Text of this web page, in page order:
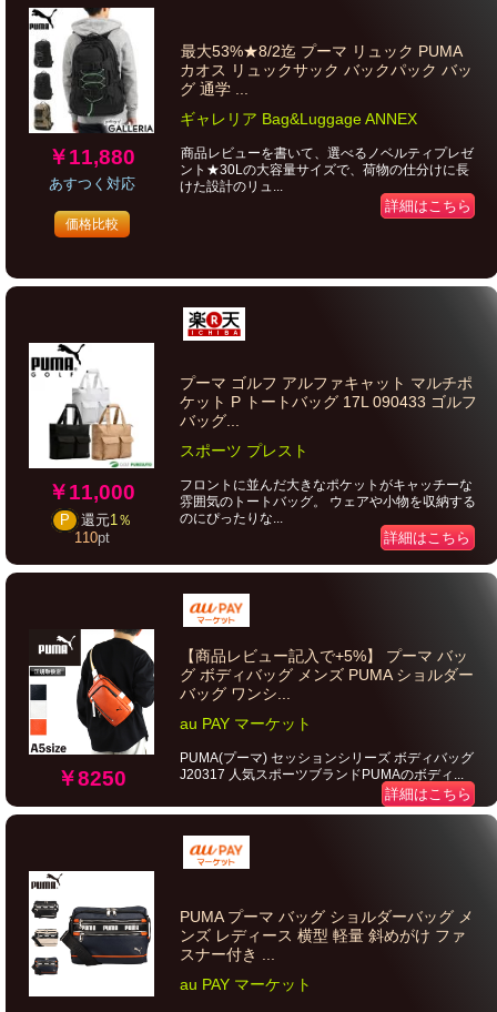
￥11,880
あすつく対応
価格比較
最大53%★8/2迄 プーマ リュック PUMA
カオス リュックサック バックパック バッ
グ 通学 ...
ギャレリア Bag&Luggage ANNEX
商品レビューを書いて、選べるノベルティプレゼ
ント★30Lの大容量サイズで、荷物の仕分けに長
けた設計のリュ...
詳細はこちら
￥11,000
P 還元1％
110pt
プーマ ゴルフ アルファキャット マルチポ
ケット P トートバッグ 17L 090433 ゴルフ
バッグ...
スポーツ プレスト
フロントに並んだ大きなポケットがキャッチーな
雰囲気のトートバッグ。 ウェアや小物を収納する
のにぴったりな...
詳細はこちら
￥8250
【商品レビュー記入で+5%】 プーマ バッ
グ ボディバッグ メンズ PUMA ショルダー
バッグ ワンシ...
au PAY マーケット
PUMA(プーマ) セッションシリーズ ボディバッグ
J20317 人気スポーツブランドPUMAのボディ...
詳細はこちら
PUMA プーマ バッグ ショルダーバッグ メ
ンズ レディース 横型 軽量 斜めがけ ファ
スナー付き ...
au PAY マーケット